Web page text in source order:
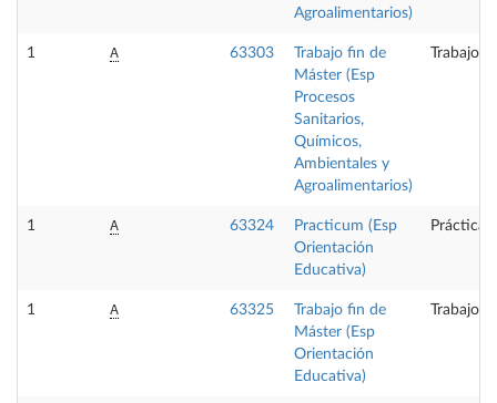
Agroalimentarios)
1 A 63303
Trabajo fin de
Máster (Esp
Procesos
Sanitarios,
Químicos,
Ambientales y
Agroalimentarios)
Trabajo
1 A 63324
Practicum (Esp
Orientación
Educativa)
1 A 63325
Trabajo fin de
Máster (Esp
Orientación
Educativa)
Trabajo